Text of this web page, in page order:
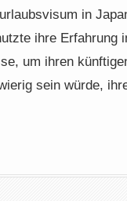
in
ihre Erfahrung
um ihren
sein würde,